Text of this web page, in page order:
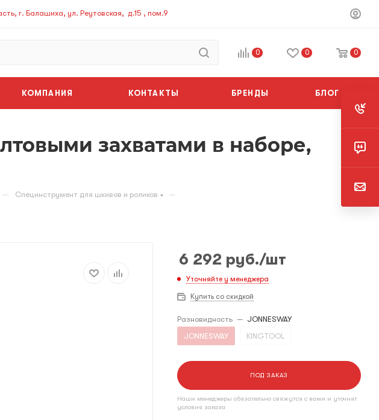
г. Балашиха, ул. Реутовская, д.15 , пом.9
0 0 0
КОМПАНИЯ КОНТАКТЫ БРЕНДЫ БЛОГ
захватами в наборе,
— Специнструмент для шкивов и роликов —
6 292 руб./шт
Уточняйте у менеджера
Купить со скидкой
Разновидность — JONNESWAY
JONNESWAY
KINGTOOL
ПОД ЗАКАЗ
Наши менеджеры обязательно свяжутся с вами и уточнят
условия заказа